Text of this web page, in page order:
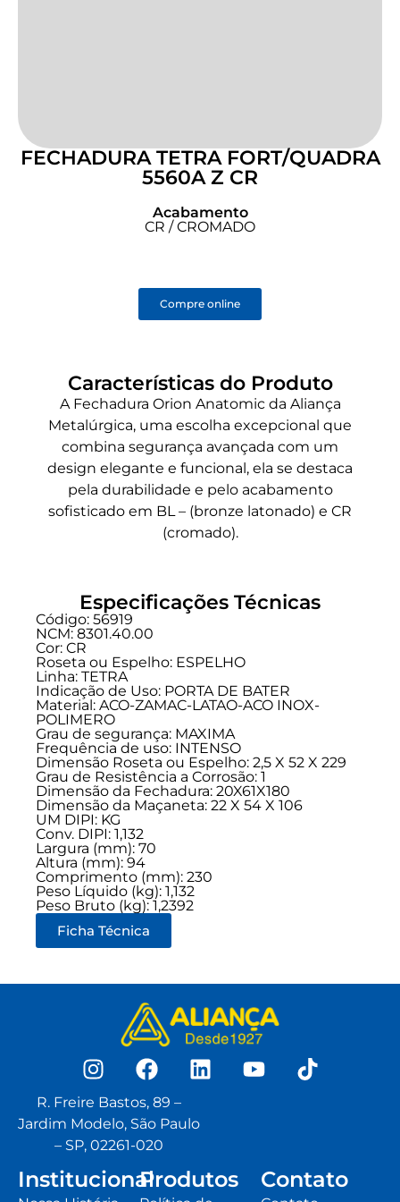
FECHADURA TETRA FORT/QUADRA
5560A Z CR
Acabamento
CR / CROMADO
Compre online
Características do Produto
A Fechadura Orion Anatomic da Aliança
Metalúrgica, uma escolha excepcional que
combina segurança avançada com um
design elegante e funcional, ela se destaca
pela durabilidade e pelo acabamento
sofisticado em BL – (bronze latonado) e CR
(cromado).
Especificações Técnicas
Código: 56919
NCM: 8301.40.00
Cor: CR
Roseta ou Espelho: ESPELHO
Linha: TETRA
Indicação de Uso: PORTA DE BATER
Material: ACO-ZAMAC-LATAO-ACO INOX-
POLIMERO
Grau de segurança: MAXIMA
Frequência de uso: INTENSO
Dimensão Roseta ou Espelho: 2,5 X 52 X 229
Grau de Resistência a Corrosão: 1
Dimensão da Fechadura: 20X61X180
Dimensão da Maçaneta: 22 X 54 X 106
UM DIPI: KG
Conv. DIPI: 1,132
Largura (mm): 70
Altura (mm): 94
Comprimento (mm): 230
Peso Líquido (kg): 1,132
Peso Bruto (kg): 1,2392
Ficha Técnica
R. Freire Bastos, 89 –
Jardim Modelo, São Paulo
– SP, 02261-020
InstitucionalProdutos Contato